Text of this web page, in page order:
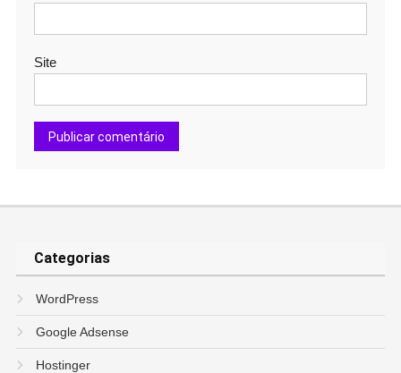
Site
Categorias
WordPress
Google Adsense
Hostinger